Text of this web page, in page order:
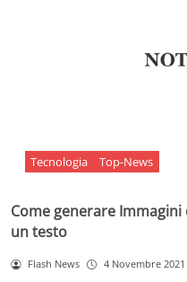
Tecnologia Top-News
Come generare
un testo
Flash News 4 Novembre 2021